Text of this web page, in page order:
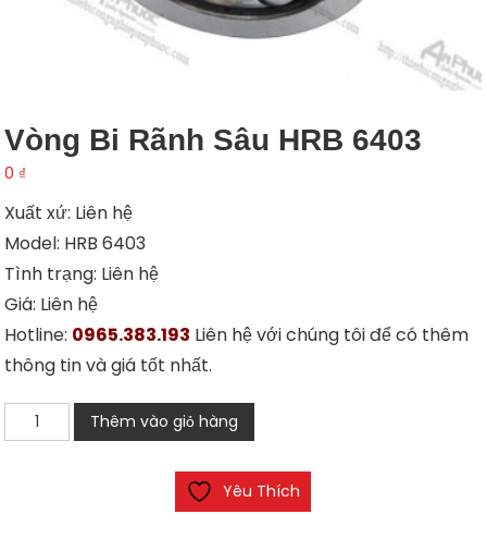
Vòng Bi Rãnh Sâu HRB 6403
0 ₫
Xuất xứ: Liên hệ
Model: HRB 6403
Tình trạng: Liên hệ
Giá: Liên hệ
Hotline: 0965.383.193 Liên hệ với chúng tôi để có thêm
thông tin và giá tốt nhất.
Vòng
bi
Thêm vào giỏ hàng
Yêu Thích